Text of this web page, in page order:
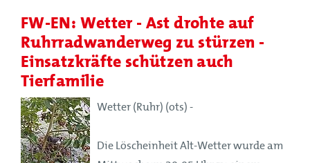
FW-EN: Wetter - Ast drohte auf
Ruhrradwanderweg zu stürzen -
Einsatzkräfte schützen auch
Tierfamilie
Wetter (Ruhr) (ots) -
Die Löscheinheit Alt-Wetter wurde am